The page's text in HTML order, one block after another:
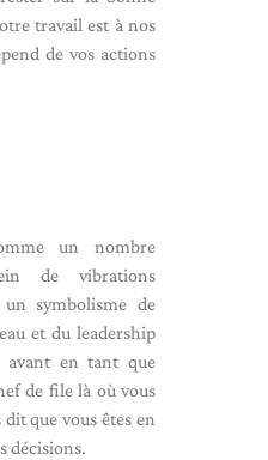
travail est à nos
de vos actions
un nombre
de vibrations
un symbolisme de
et du leadership
en tant que
de file là où vous
que vous êtes en
décisions.